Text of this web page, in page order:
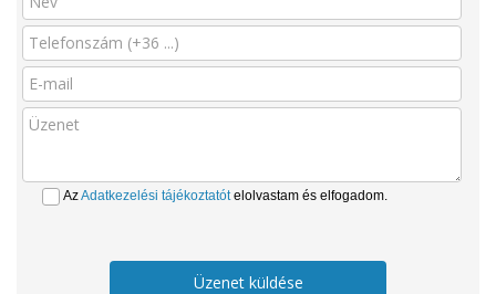
AzAdatkezelési tájékoztatótelolvastam és elfogadom.
Üzenet küldése